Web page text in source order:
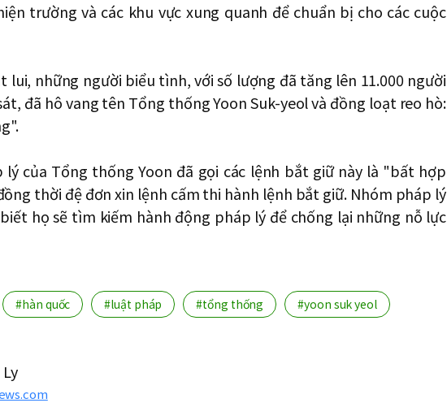
trường và các khu vực xung quanh để chuẩn bị cho các cuộc
lui, những người biểu tình, với số lượng đã tăng lên 11.000 người
đã hô vang tên Tổng thống Yoon Suk-yeol và đồng loạt reo hò:
lý của Tổng thống Yoon đã gọi các lệnh bắt giữ này là "bất hợp
thời đệ đơn xin lệnh cấm thi hành lệnh bắt giữ. Nhóm pháp lý
họ sẽ tìm kiếm hành động pháp lý để chống lại những nỗ lực
#hàn quốc #luật pháp #tổng thống #yoon suk yeol